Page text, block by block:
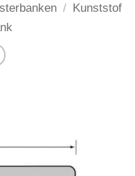
/ Kunststof